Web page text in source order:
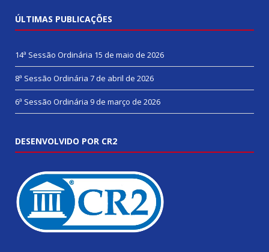
ÚLTIMAS PUBLICAÇÕES
14ª Sessão Ordinária 15 de maio de 2026
8ª Sessão Ordinária 7 de abril de 2026
6ª Sessão Ordinária 9 de março de 2026
DESENVOLVIDO POR CR2